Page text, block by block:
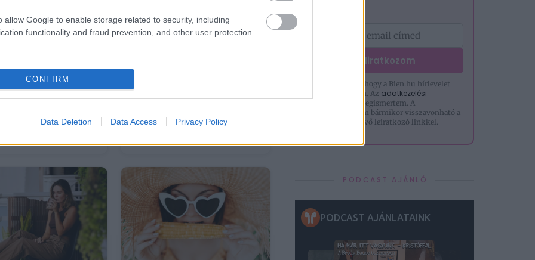
allow Google to enable storage related to security, including
functionality and fraud prevention, and other user protection.
CONFIRM
Data Deletion Data Access Privacy Policy
köröm, ha imádod a
Sárga izzadságfoltok a fehér pólón?
Feliratkozom
Hozzájárulok, hogy a Bien.hu hírlevelet
küldjön nekem. Az adatkezelési
megismertem. A
hozzájárulásom bármikor visszavonható a
levelek alján lévő leiratkozó linkkel.
PODCAST AJÁNLÓ